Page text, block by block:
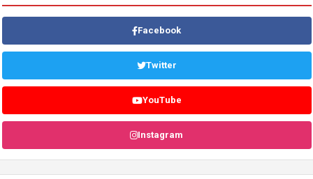
Facebook
Twitter
YouTube
Instagram